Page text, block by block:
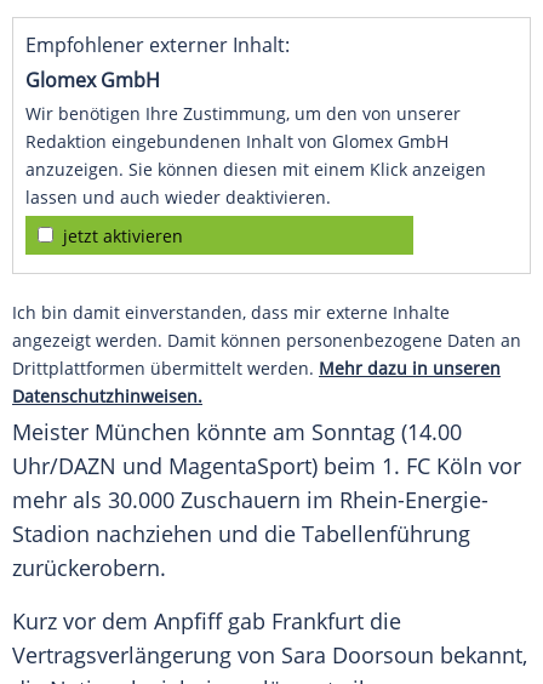
Empfohlener externer Inhalt:
Glomex GmbH
Wir benötigen Ihre Zustimmung, um den von unserer
Redaktion eingebundenen Inhalt von Glomex GmbH
anzuzeigen. Sie können diesen mit einem Klick anzeigen
lassen und auch wieder deaktivieren.
jetzt aktivieren
Ich bin damit einverstanden, dass mir externe Inhalte
angezeigt werden. Damit können personenbezogene Daten an
Drittplattformen übermittelt werden. Mehr dazu in unseren
Datenschutzhinweisen.
Meister München könnte am Sonntag (14.00
Uhr/DAZN und MagentaSport) beim 1. FC Köln vor
mehr als 30.000 Zuschauern im Rhein-Energie-
Stadion nachziehen und die Tabellenführung
zurückerobern.
Kurz vor dem Anpfiff gab Frankfurt die
Vertragsverlängerung von Sara Doorsoun bekannt,